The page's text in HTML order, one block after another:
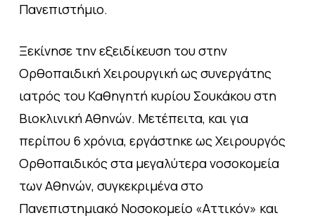
Πανεπιστήμιο.
Ξεκίνησε την εξειδίκευση του στην
Ορθοπαιδική Χειρουργική ως συνεργάτης
ιατρός του Καθηγητή κυρίου Σουκάκου στη
Βιοκλινική Αθηνών. Μετέπειτα, και για
περίπου 6 χρόνια, εργάστηκε ως Χειρουργός
Ορθοπαιδικός στα μεγαλύτερα νοσοκομεία
των Αθηνών, συγκεκριμένα στο
Πανεπιστημιακό Νοσοκομείο «Αττικόν» και